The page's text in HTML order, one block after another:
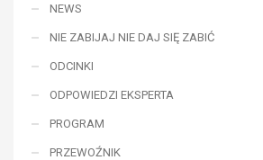
NEWS
NIE ZABIJAJ NIE DAJ SIĘ ZABIĆ
ODCINKI
ODPOWIEDZI EKSPERTA
PROGRAM
PRZEWOŹNIK